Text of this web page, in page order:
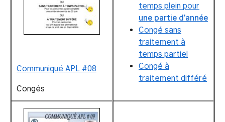
Communiqué APL #08
Congés
temps plein pour
une partie d’année
Congé sans
traitement à
temps partiel
Congé à
traitement différé